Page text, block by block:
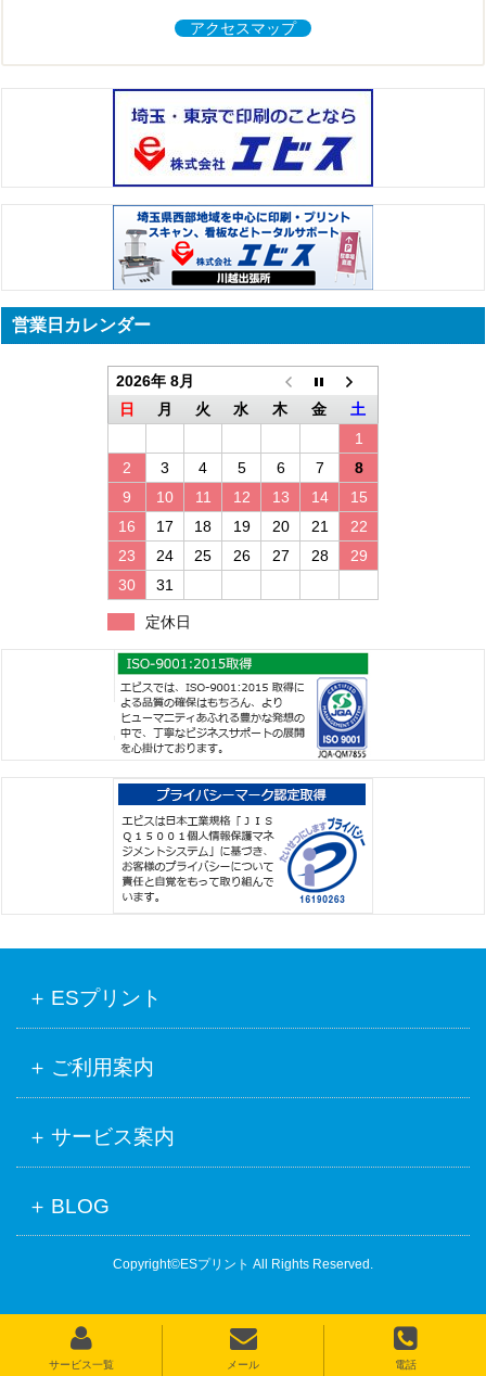
サービス一覧 メール 電話
アクセスマップ
営業日カレンダー
2026年 8月
日
月 火 水 木 金
土
1
2
3 4 5 6 7
8
9
10 11 12 13 14
15
16
17 18 19 20 21
22
23
24 25 26 27 28
29
30
31
定休日
ESプリント
ご利用案内
サービス案内
BLOG
Copyright©ESプリント All Rights Reserved.